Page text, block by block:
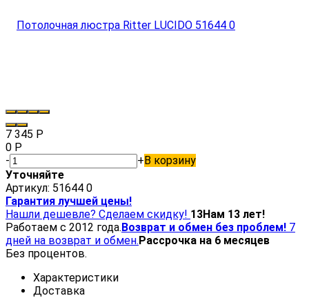
7 345 Р
0 Р
-
+В корзину
Уточняйте
Артикул: 51644 0
Гарантия лучшей цены!
Нашли дешевле? Сделаем скидку! 13Нам 13 лет!
Работаем с 2012 года.Возврат и обмен без проблем! 7
дней на возврат и обмен.Рассрочка на 6 месяцев
Без процентов.
Характеристики
Доставка